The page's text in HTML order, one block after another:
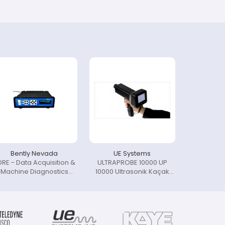
Bently Nevada
- Data Acquisition &
Machine Diagnostics
UE Systems
ULTRAPROBE 10000 UP
10000 Ultrasonik Kaçak